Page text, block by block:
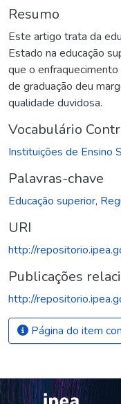
Resumo
Este artigo trata da
Estado na educação
que o
de graduação deu
qualidade duvidosa.
Vocabulário
Instituições de Ensino
Palavras-chave
Educação superior,
URI
http://
Publicações
http://
Página do item